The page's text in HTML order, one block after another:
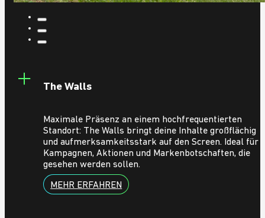
The Walls
Maximale Präsenz an einem hochfrequentierten
Standort: The Walls bringt deine Inhalte großflächig
und aufmerksamkeitsstark auf den Screen. Ideal für
Kampagnen, Aktionen und Markenbotschaften, die
gesehen werden sollen.
MEHR ERFAHREN